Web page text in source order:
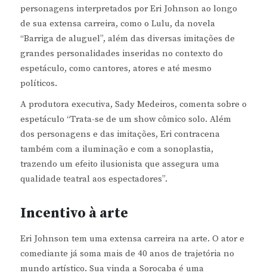
personagens interpretados por Eri Johnson ao longo
de sua extensa carreira, como o Lulu, da novela
“Barriga de aluguel”, além das diversas imitações de
grandes personalidades inseridas no contexto do
espetáculo, como cantores, atores e até mesmo
políticos.
A produtora executiva, Sady Medeiros, comenta sobre o
espetáculo “Trata-se de um show cômico solo. Além
dos personagens e das imitações, Eri contracena
também com a iluminação e com a sonoplastia,
trazendo um efeito ilusionista que assegura uma
qualidade teatral aos espectadores”.
Incentivo à arte
Eri Johnson tem uma extensa carreira na arte. O ator e
comediante já soma mais de 40 anos de trajetória no
mundo artístico. Sua vinda a Sorocaba é uma